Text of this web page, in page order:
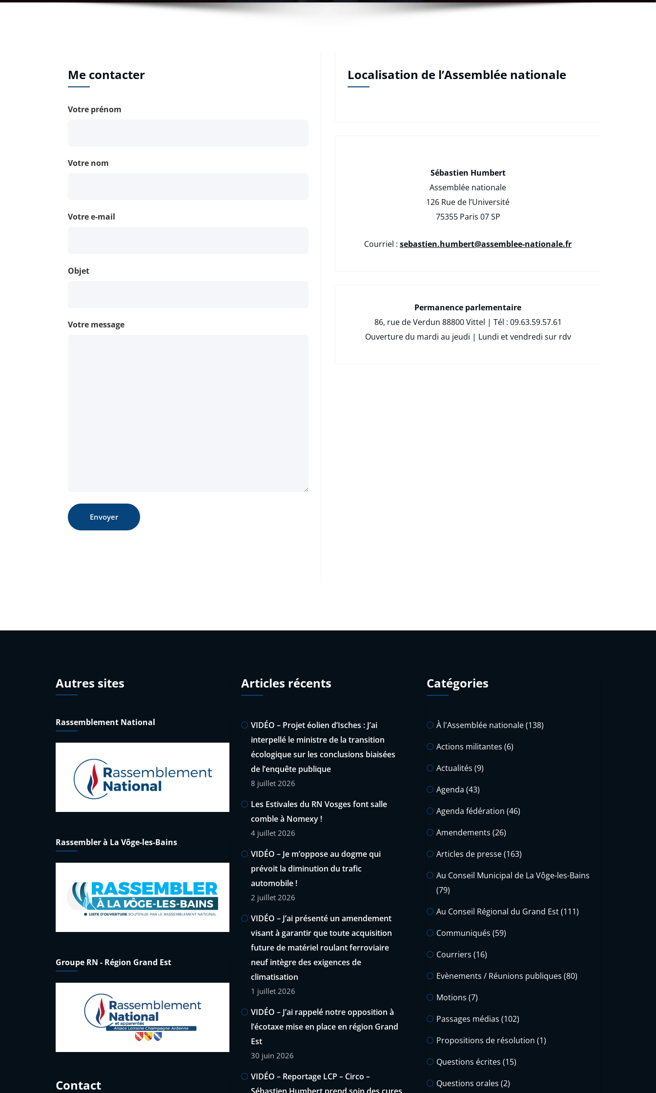
Me contacter
Votre prénom
Votre nom
Votre e-mail
Objet
Votre message
Localisation de l’Assemblée nationale
Sébastien Humbert
Assemblée nationale
126 Rue de l’Université
75355 Paris 07 SP
Courriel : sebastien.humbert@assemblee-nationale.fr
Permanence parlementaire
86, rue de Verdun 88800 Vittel | Tél : 09.63.59.57.61
Ouverture du mardi au jeudi | Lundi et vendredi sur rdv
Autres sites
Rassemblement National
Rassembler à La Vôge-les-Bains
Groupe RN - Région Grand Est
Contact
Articles récents
VIDÉO – Projet éolien d’Isches : J’ai
interpellé le ministre de la transition
écologique sur les conclusions biaisées
de l’enquête publique
8 juillet 2026
Les Estivales du RN Vosges font salle
comble à Nomexy !
4 juillet 2026
VIDÉO – Je m’oppose au dogme qui
prévoit la diminution du trafic
automobile !
2 juillet 2026
VIDÉO – J’ai présenté un amendement
visant à garantir que toute acquisition
future de matériel roulant ferroviaire
neuf intègre des exigences de
climatisation
1 juillet 2026
VIDÉO – J’ai rappelé notre opposition à
l’écotaxe mise en place en région Grand
Est
30 juin 2026
VIDÉO – Reportage LCP – Circo –
Sébastien Humbert prend soin des cures
Catégories
À l'Assemblée nationale(138)
Actions militantes (6)
Actualités (9)
Agenda (43)
Agenda fédération (46)
Amendements (26)
Articles de presse(163)
Au Conseil Municipal de La Vôge-les-Bains
(79)
Au Conseil Régional du Grand Est(111)
Communiqués (59)
Courriers (16)
Evènements / Réunions publiques (80)
Motions (7)
Passages médias (102)
Propositions de résolution (1)
Questions écrites (15)
Questions orales (2)